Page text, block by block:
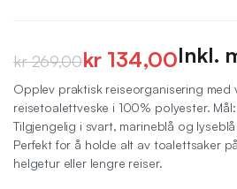
kr269,00
Opprinnelig
pris
var:
kr 134,00
Nåværende
pris
er:
Inkl.
Opplev praktisk reiseorganisering med
reisetoalettveske i 100% polyester.
Tilgjengelig i svart, marineblå og
Perfekt for å holde alt av toalettsaker
helgetur eller lengre reiser.